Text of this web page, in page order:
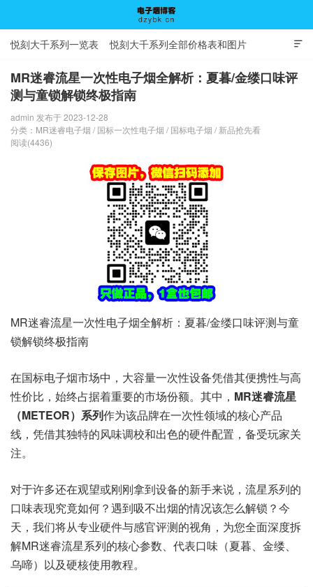

悦刻大千系列一览表 悦刻大千系列全部价格表和图片
MR迷睿流星一次性电子烟全解析：夏暮/金缕口味评
测与童锁解锁终极指南
admin 发布于 2023-12-28
分类： MR迷睿电子烟 / 国标一次性电子烟 / 国标电子烟 / 新品抢先看
阅读(4436)
MR迷睿流星一次性电子烟全解析：夏暮/金缕口味评测与童
锁解锁终极指南
在国标电子烟市场中，大容量一次性设备凭借其便携性与高
性价比，始终占据着重要的市场份额。其中， MR迷睿流星
（METEOR）系列作为该品牌在一次性领域的核心产品
线，凭借其独特的风味调校和出色的硬件配置，备受玩家关
注。
对于许多还在观望或刚刚拿到设备的新手来说，流星系列的
口味表现究竟如何？遇到吸不出烟的情况该怎么解锁？今
天，我们将从专业硬件与感官评测的视角，为您全面深度拆
解MR迷睿流星系列的核心参数、代表口味（夏暮、金缕、
乌啼）以及硬核使用教程。